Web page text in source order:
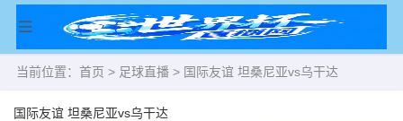
当前位置： 首页 > 足球直播 > 国际友谊 坦桑尼亚vs乌干达
国际友谊 坦桑尼亚vs乌干达